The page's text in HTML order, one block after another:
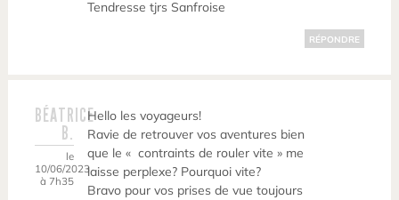
Tendresse tjrs Sanfroise
RÉPONDRE
BÉATRICE
B.
le
10/06/2023
à 7h35
Hello les voyageurs!
Ravie de retrouver vos aventures bien
que le « contraints de rouler vite » me
laisse perplexe? Pourquoi vite?
Bravo pour vos prises de vue toujours